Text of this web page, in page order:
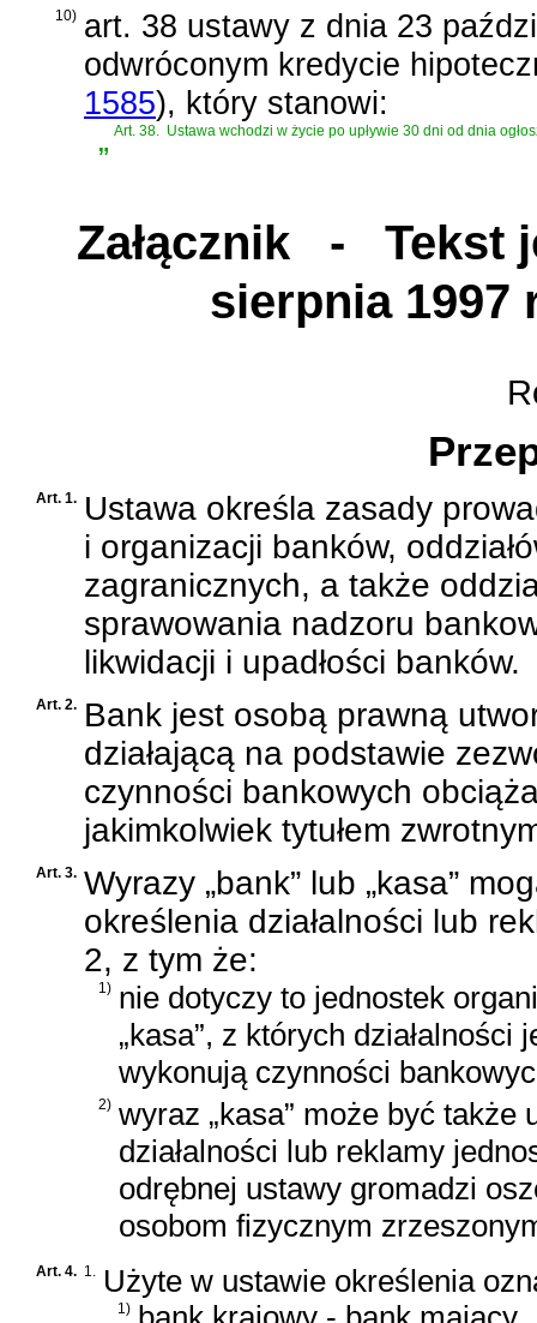
10) art. 38 ustawy z dnia 23
odwróconym kredycie
1585), który stanowi:
„Art. 38. Ustawa wchodzi w życie po upływie 30 dni od dnia
Załącznik- Tekst
sierpnia 1997
Art. 1. Ustawa określa zasady
i organizacji banków,
zagranicznych, a także
sprawowania nadzoru
likwidacji i upadłości banków.
Art. 2. Bank jest osobą prawną
działającą na podstawie
czynności bankowych
jakimkolwiek tytułem
Art. 3. Wyrazy „bank” lub „kasa”
określenia działalności lub
2, z tym że:
1) nie dotyczy to jednostek
„kasa”, z których
wykonują czynności
2) wyraz „kasa” może być
działalności lub reklamy
odrębnej ustawy gromadzi
osobom fizycznym
Art. 4. 1. Użyte w ustawie określenia
1)